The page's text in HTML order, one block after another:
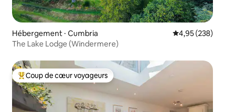
Hébergement ⋅ Cumbria Évaluation
4,95 (238)
The Lake Lodge (Windermere)
Coups de cœur voyageurs les plus appréciés
Coup de cœur voyageurs